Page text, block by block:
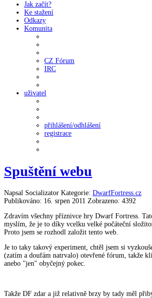
Jak začít?
Ke stažení
Odkazy
Komunita
CZ Fórum
IRC
uživatel
přihlášení/odhlášení
registrace
Spuštění webu
Napsal Socializator Kategorie: DwarfFortress.cz
Publikováno: 16. srpen 2011 Zobrazeno: 4392
Zdravím všechny příznivce hry Dwarf Fortress.
myslím, že je to díky vcelku velké počáteční
Proto jsem se rozhodl založit tento web.
Je to taky takový experiment, chtěl jsem si
(zatím a doufám natrvalo) otevřené fórum, takže
anebo "jen" obyčejný pokec.
Takže DF zdar a již relativně brzy by tady měl